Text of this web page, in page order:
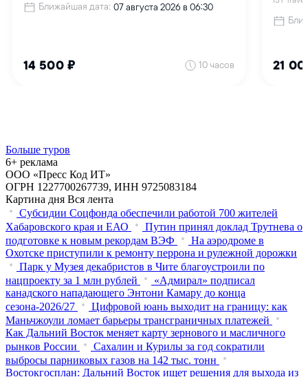
Больше туров
6+ реклама
ООО «Пресс Код ИТ»
ОГРН 1227700267739, ИНН 9725083184
Картина дня Вся лента
Субсидии Соцфонда обеспечили работой 700 жителей
Хабаровского края и ЕАО
Путин принял доклад Трутнева о
подготовке к новым рекордам ВЭФ
На аэродроме в
Охотске приступили к ремонту перрона и рулежной дорожки
Парк у Музея декабристов в Чите благоустроили по
нацпроекту за 1 млн рублей
«Адмирал» подписал
канадского нападающего Энтони Камару до конца
сезона-2026/27
Цифровой юань выходит на границу: как
Маньчжоули ломает барьеры трансграничных платежей
Как Дальний Восток меняет карту зернового и масличного
рынков России
Сахалин и Курилы за год сократили
выбросы парниковых газов на 142 тыс. тонн
Востокгосплан: Дальний Восток ищет решения для выхода из